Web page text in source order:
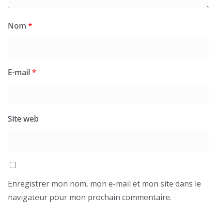
Nom *
E-mail*
Site web
Enregistrer mon nom, mon e-mail et mon site dans le
navigateur pour mon prochain commentaire.